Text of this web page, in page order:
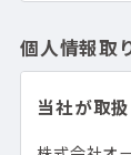
個人情報取
当社が取